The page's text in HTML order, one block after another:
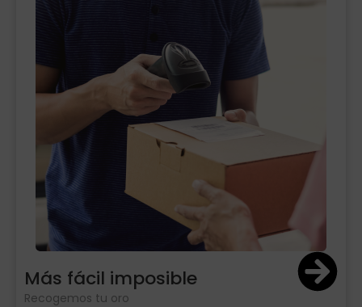
Más fácil imposible
Recogemos tu oro